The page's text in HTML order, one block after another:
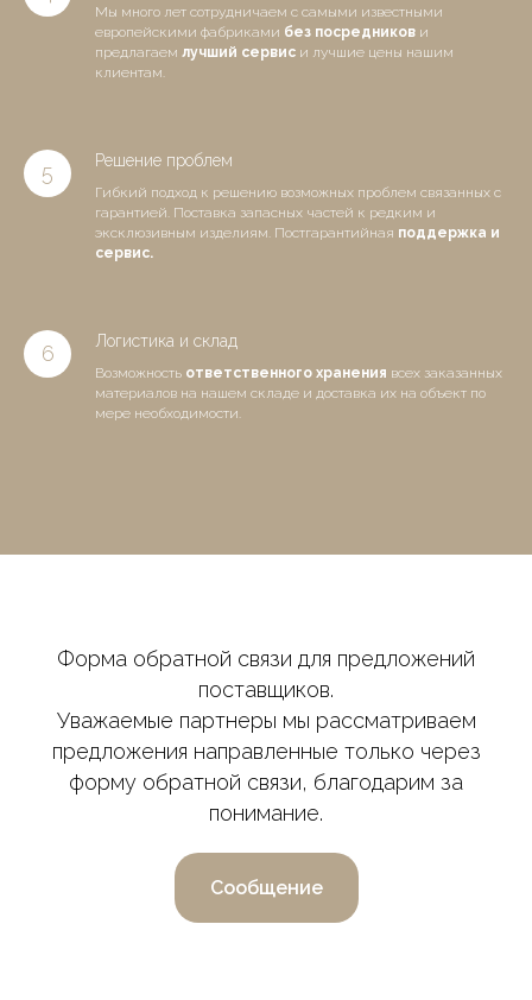
Мы много лет сотрудничаем с самыми известными
европейскими фабриками без посредников и
предлагаем лучший сервис и лучшие цены нашим
клиентам.
Решение проблем
Гибкий подход к решению возможных проблем связанных с
гарантией. Поставка запасных частей к редким и
эксклюзивным изделиям. Постгарантийная поддержка и
сервис.
Логистика и склад
Возможность ответственного хранения всех заказанных
материалов на нашем складе и доставка их на объект по
мере необходимости.
Форма обратной связи для предложений
поставщиков.
Уважаемые партнеры мы рассматриваем
предложения направленные только через
форму обратной связи, благодарим за
понимание.
Сообщение